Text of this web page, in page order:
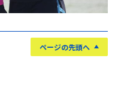
ページの先頭へ